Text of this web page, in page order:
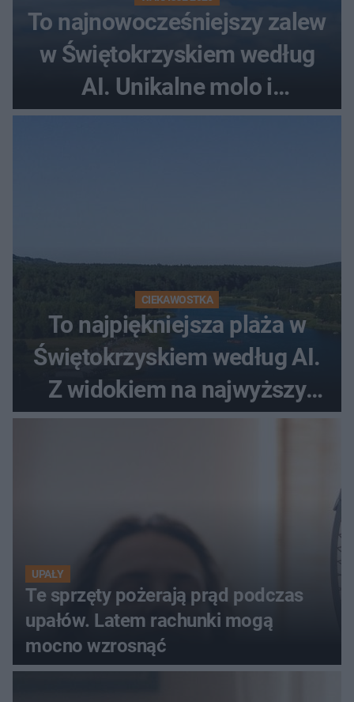
To najnowocześniejszy zalew
w Świętokrzyskiem według
AI. Unikalne molo i
promenada
CIEKAWOSTKA
To najpiękniejsza plaża w
Świętokrzyskiem według AI.
Z widokiem na najwyższy
szczyt Gór Świętokrzyskich
UPAŁY
Te sprzęty pożerają prąd podczas
upałów. Latem rachunki mogą
mocno wzrosnąć